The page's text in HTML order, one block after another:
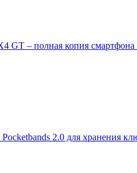
GT – полная копия
Pocketbands 2.0 для хранения